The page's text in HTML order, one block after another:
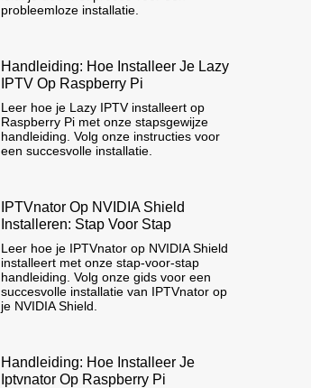
probleemloze installatie.
Handleiding: Hoe Installeer Je Lazy
IPTV Op Raspberry Pi
Leer hoe je Lazy IPTV installeert op
Raspberry Pi met onze stapsgewijze
handleiding. Volg onze instructies voor
een succesvolle installatie.
IPTVnator Op NVIDIA Shield
Installeren: Stap Voor Stap
Leer hoe je IPTVnator op NVIDIA Shield
installeert met onze stap-voor-stap
handleiding. Volg onze gids voor een
succesvolle installatie van IPTVnator op
je NVIDIA Shield.
Handleiding: Hoe Installeer Je
Iptvnator Op Raspberry Pi